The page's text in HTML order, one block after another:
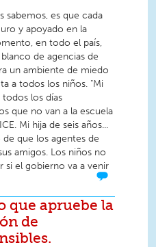
sabemos, es que cada
y apoyado en la
en todo el país,
de agencias de
un ambiente de miedo
a todos los niños. "Mi
todos los días
que no van a la escuela
Mi hija de seis años...
de que los agentes de
amigos. Los niños no
si el gobierno va a venir
que apruebe la
de